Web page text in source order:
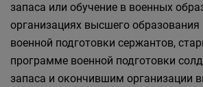
запаса или обучение в военных
организациях высшего
военной подготовки сержантов,
программе военной подготовки
запаса и окончившим организации